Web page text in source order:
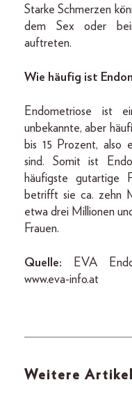
Starke Schmerzen
dem Sex oder
auftreten.
Wie häufig ist
Endometriose ist
unbekannte, aber
bis 15 Prozent, also
sind. Somit ist
häufigste gutartige
betrifft sie ca. zehn
etwa drei Millionen
Frauen.
Quelle: EVA
www.eva-info.at
Weitere